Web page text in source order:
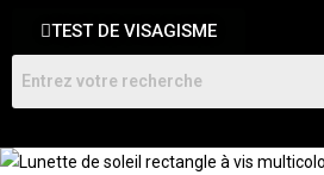
TEST DE VISAGISME